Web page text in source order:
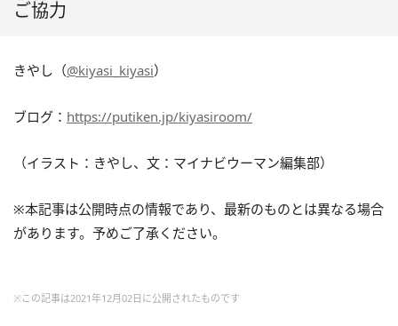
ご協力
きやし（@kiyasi_kiyasi）
ブログ： https://putiken.jp/kiyasiroom/
（イラスト：きやし、文：マイナビウーマン編集部）
※本記事は公開時点の情報であり、最新のものとは異なる場合
があります。予めご了承ください。
※この記事は2021年12月02日に公開されたものです